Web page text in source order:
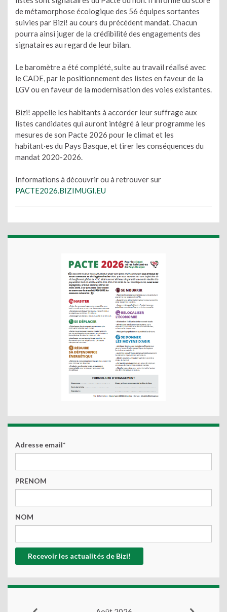
de métamorphose écologique des 56 équipes sortantes
suivies par Bizi! au cours du précédent mandat. Chacun
pourra ainsi juger de la crédibilité des engagements des
signataires au regard de leur bilan.
Le baromètre a été complété, suite au travail réalisé avec
le CADE, par le positionnement des listes en faveur de la
LGV ou en faveur de la modernisation des voies existantes.
Bizi! appelle les habitants à accorder leur suffrage aux
listes candidates qui auront intégré à leur programme les
mesures de son Pacte 2026 pour le climat et les
habitant·es du Pays Basque, et tirer les conséquences du
mandat 2020-2026.
Informations à découvrir ou à retrouver sur
PACTE2026.BIZIMUGI.EU
Adresse email*
PRENOM
NOM